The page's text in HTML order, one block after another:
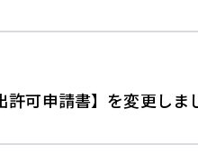
可申請書】を変更しま